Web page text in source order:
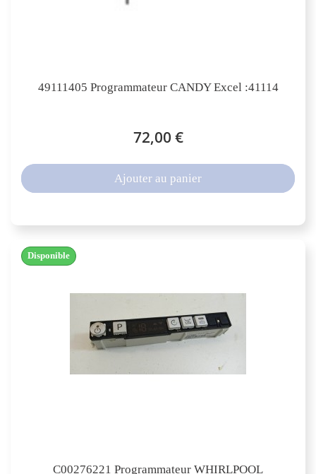
49111405 Programmateur CANDY Excel :41114
72,00 €
Ajouter au panier
C00276221 Programmateur WHIRLPOOL
Disponible